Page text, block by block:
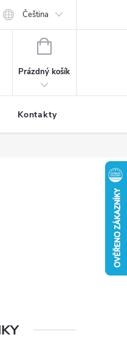
Čeština
NÁKUPNÍ
Prázdný košík
Kontakty